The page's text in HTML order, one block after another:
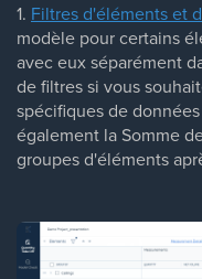
1. Filtres d'éléments et
modèle pour certains
avec eux séparément
de filtres si vous
spécifiques de
également la Somme
groupes d'éléments